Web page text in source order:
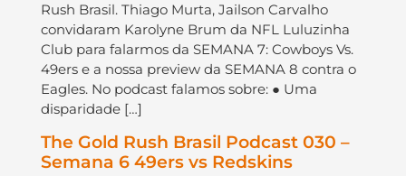
Rush Brasil. Thiago Murta, Jailson Carvalho
convidaram Karolyne Brum da NFL Luluzinha
Club para falarmos da SEMANA 7: Cowboys Vs.
49ers e a nossa preview da SEMANA 8 contra o
Eagles. No podcast falamos sobre: ● Uma
disparidade […]
The Gold Rush Brasil Podcast 030 –
Semana 6 49ers vs Redskins